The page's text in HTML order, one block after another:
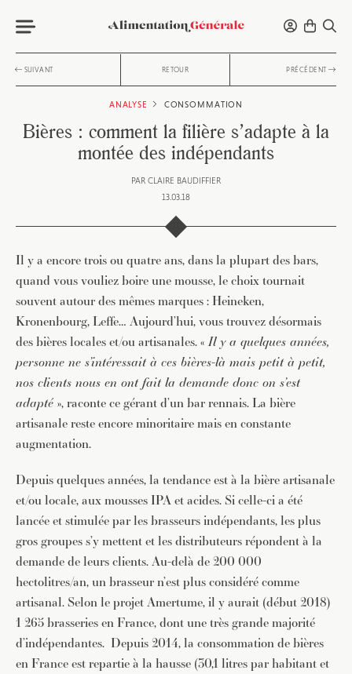
SUIVANT RETOUR PRÉCÉDENT
ANALYSE CONSOMMATION
Bières : comment la filière s’adapte à la
montée des indépendants
PAR CLAIRE BAUDIFFIER
13.03.18
Il y a encore trois ou quatre ans, dans la plupart des bars,
quand vous vouliez boire une mousse, le choix tournait
souvent autour des mêmes marques : Heineken,
Kronenbourg, Leffe… Aujourd’hui, vous trouvez désormais
des bières locales et/ou artisanales. «Il y a quelques années,
personne ne s’intéressait à ces bières-là mais petit à petit,
nos clients nous en ont fait la demande donc on s’est
adapté », raconte ce gérant d’un bar rennais. La bière
artisanale reste encore minoritaire mais en constante
augmentation.
Depuis quelques années, la tendance est à la bière artisanale
et/ou locale, aux mousses IPA et acides. Si celle-ci a été
lancée et stimulée par les brasseurs indépendants, les plus
gros groupes s’y mettent et les distributeurs répondent à la
demande de leurs clients. Au-delà de 200 000
hectolitres/an, un brasseur n’est plus considéré comme
artisanal. Selon le projet Amertume, il y aurait (début 2018)
1 265 brasseries en France, dont une très grande majorité
d’indépendantes. Depuis 2014, la consommation de bières
en France est repartie à la hausse (30,1 litres par habitant et